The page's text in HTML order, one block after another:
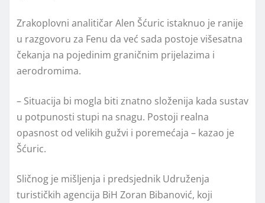
Zrakoplovni analitičar Alen Šćuric istaknuo je ranije
u razgovoru za Fenu da već sada postoje višesatna
čekanja na pojedinim graničnim prijelazima i
aerodromima.
– Situacija bi mogla biti znatno složenija kada sustav
u potpunosti stupi na snagu. Postoji realna
opasnost od velikih gužvi i poremećaja – kazao je
Šćuric.
Sličnog je mišljenja i predsjednik Udruženja
turističkih agencija BiH Zoran Bibanović, koji